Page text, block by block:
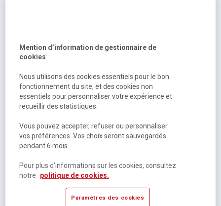
Feu vert physique 1re
7,98 €HT
8,42 € TTC
Mention d’information de gestionnaire de
cookies
Nous utilisons des cookies essentiels pour le bon
fonctionnement du site, et des cookies non
essentiels pour personnaliser votre expérience et
recueillir des statistiques.
Vous pouvez accepter, refuser ou personnaliser
vos préférences. Vos choix seront sauvegardés
pendant 6 mois.
Pour plus d’informations sur les cookies, consultez
notre
politique de cookies.
Paramètres des cookies